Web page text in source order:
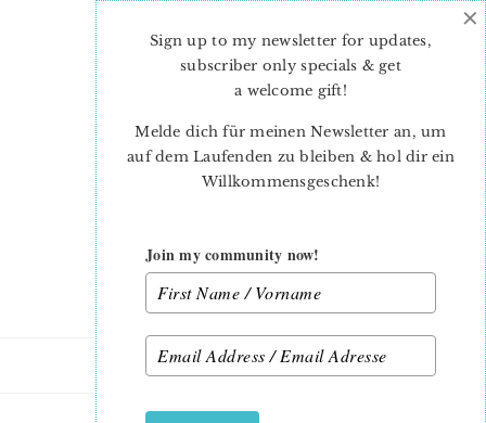
Sign up to my newsletter for updates,
subscriber only specials & get
a welcome gift!
Melde dich für meinen Newsletter an, um
auf dem Laufenden zu bleiben & hol dir ein
Willkommensgeschenk!
Join my community now!
×